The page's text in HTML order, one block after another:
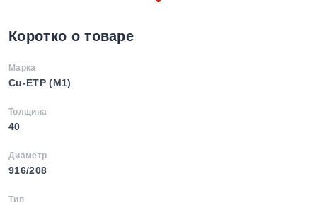
Коротко о товаре
Марка
Cu-ETP (М1)
Толщина
40
Диаметр
916/208
Тип